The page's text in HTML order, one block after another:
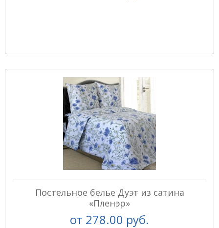
Постельное белье Дуэт из сатина
«Пленэр»
от 278.00 руб.